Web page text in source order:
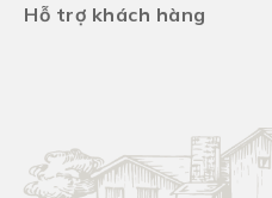
Hỗ trợ khách hàng